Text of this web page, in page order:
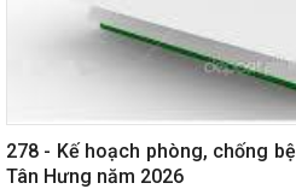
278 - Kế hoạch phòng, chống
Tân Hưng năm 2026